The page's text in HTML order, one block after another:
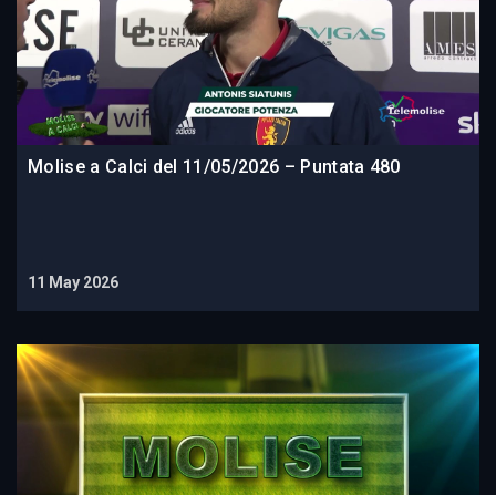
Molise a Calci del 11/05/2026 – Puntata 480
11 May 2026